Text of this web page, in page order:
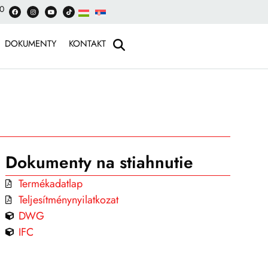
DOKUMENTY KONTAKT
Dokumenty na stiahnutie
Termékadatlap
Teljesítménynyilatkozat
DWG
IFC